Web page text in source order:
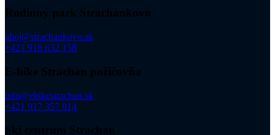
Rodinný park Strachankovo
ahoj@strachankovo.sk
+421 918 632 158
E-bike Strachan požičovňa
info@ebikestrachan.sk
+421 917 357 814
Ski centrum Strachan